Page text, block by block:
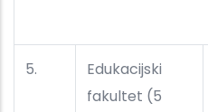
5.
Edukacijski
fakultet (5